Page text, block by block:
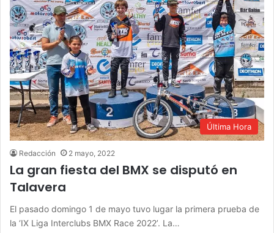
Última Hora
Redacción 2 mayo, 2022
La gran fiesta del BMX se disputó en
Talavera
El pasado domingo 1 de mayo tuvo lugar la primera prueba de
la ‘IX Liga Interclubs BMX Race 2022’. La…